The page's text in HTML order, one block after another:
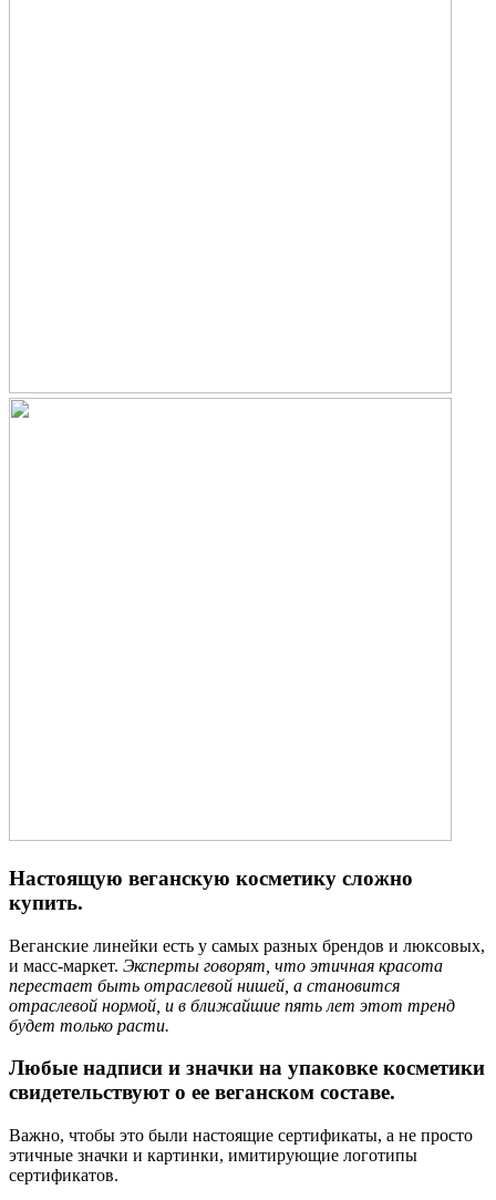
Настоящую веганскую косметику сложно
купить.
Веганские линейки есть у самых разных брендов и люксовых,
и масс-маркет. Эксперты говорят, что этичная красота
перестает быть отраслевой нишей, а становится
отраслевой нормой, и в ближайшие пять лет этот тренд
будет только расти.
Любые надписи и значки на упаковке косметики
свидетельствуют о ее веганском составе.
Важно, чтобы это были настоящие сертификаты, а не просто
этичные значки и картинки, имитирующие логотипы
сертификатов.